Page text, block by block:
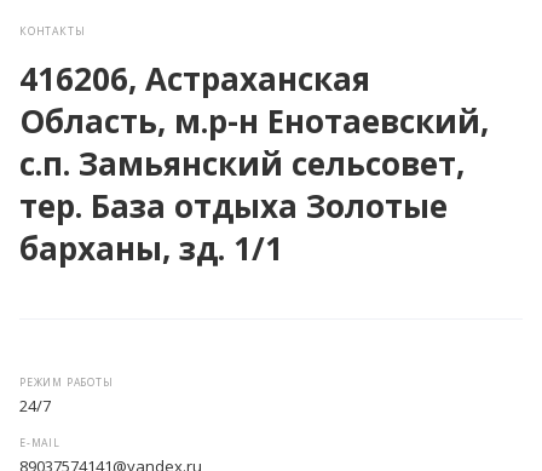
КОНТАКТЫ
416206, Астраханская
Область, м.р-н Енотаевский,
с.п. Замьянский сельсовет,
тер. База отдыха Золотые
барханы, зд. 1/1
РЕЖИМ РАБОТЫ
24/7
E-MAIL
89037574141@yandex.ru